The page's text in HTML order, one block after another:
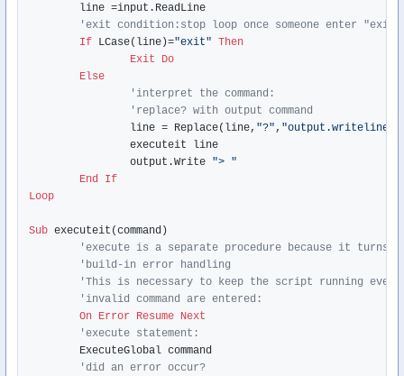
'exit condition:stop loop once someone enter
If LCase(line)="exit" Then
Exit
Do
Else
'interpret the command:
'replace? with output command
		line = Replace(line,
"?", "output.writeline"
		output.Write
"> "
End If
Loop
Sub executeit(command)
'execute is a separate procedure because it turns
'build-in error handling
'This is necessary to keep the script running
'invalid command are entered:
On Error Resume Next
'execute statement:
'did an error occur?